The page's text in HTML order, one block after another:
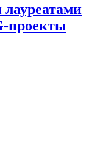
проекты